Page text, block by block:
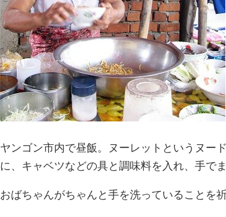
ヤンゴン市内で昼飯。ヌーレットというヌー
に、キャベツなどの具と調味料を入れ、手でま
おばちゃんがちゃんと手を洗っていることを